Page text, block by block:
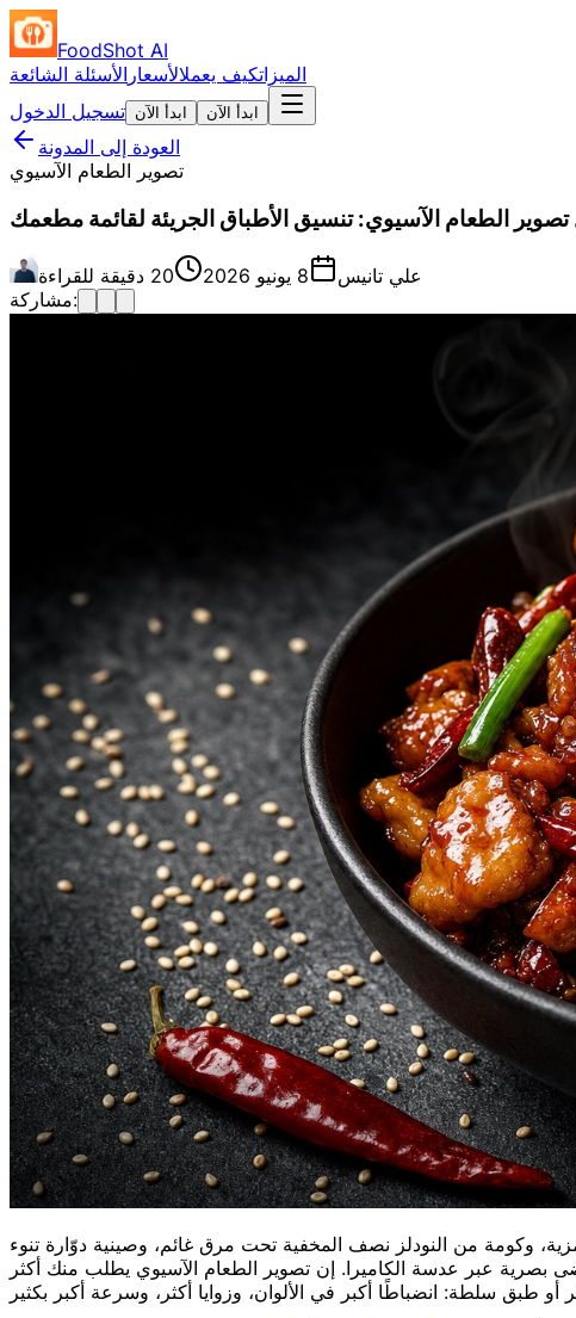
FoodShot AI
الميزاتكيف يعملالأسعار الأسئلة الشائعة
تسجيل الدخول ابدأ الآن ابدأ الآن
العودة إلى المدونة
تصوير الطعام الآسيوي
تصوير الطعام الآسيوي: تنسيق الأطباق الجريئة لقائمة مطعمك
علي تانيس 8 يونيو 2026
20 دقيقة للقراءة
مشاركة:
وكومة من النودلز نصف المخفية تحت مرق غائم، وصينية دوّارة تنوء
بصرية عبر عدسة الكاميرا. إن تصوير الطعام الآسيوي يطلب منك أكثر